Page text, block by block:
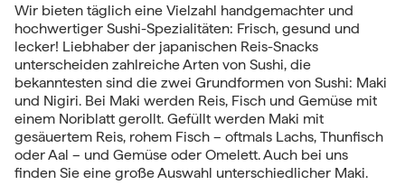
Wir bieten täglich eine Vielzahl handgemachter und
hochwertiger Sushi-Spezialitäten: Frisch, gesund und
lecker! Liebhaber der japanischen Reis-Snacks
unterscheiden zahlreiche Arten von Sushi, die
bekanntesten sind die zwei Grundformen von Sushi: Maki
und Nigiri. Bei Maki werden Reis, Fisch und Gemüse mit
einem Noriblatt gerollt. Gefüllt werden Maki mit
gesäuertem Reis, rohem Fisch – oftmals Lachs, Thunfisch
oder Aal – und Gemüse oder Omelett. Auch bei uns
finden Sie eine große Auswahl unterschiedlicher Maki.